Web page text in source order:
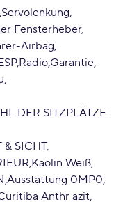
Servolenkung
Fensterheber
Airbag
Radio Garantie
DER SITZPLÄTZE
& SICHT
Kaolin Weiß
Ausstattung 0MP0
Anthr azit